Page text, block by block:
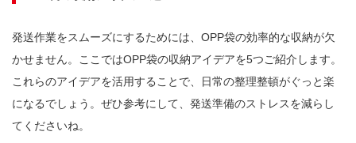
発送作業をスムーズにするためには、OPP袋の効率的な収納が欠
かせません。ここではOPP袋の収納アイデアを5つご紹介します。
これらのアイデアを活用することで、日常の整理整頓がぐっと楽
になるでしょう。ぜひ参考にして、発送準備のストレスを減らし
てくださいね。